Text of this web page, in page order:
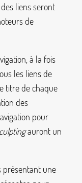
liens seront
de
à la fois
les liens de
titre de chaque
des
pour
auront un
présentant une